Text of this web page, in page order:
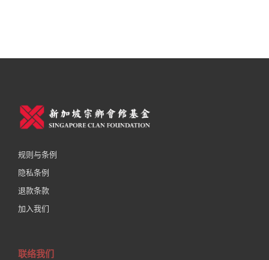
规则与条例
隐私条例
退款条款
加入我们
联络我们